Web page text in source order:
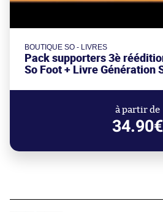
BOUTIQUE SO - LIVRES
Pack supporters 3è
So Foot + Livre Génération
à partir de
34.90€